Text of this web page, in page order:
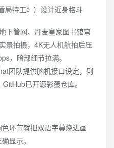
局特工》）设计近身格斗
下管网、丹麦皇家图书馆穹
景拍摄，4K无人机航拍后压
，暗部细节拉满。
团队提供脑机接口设定，剧
已开源彩蛋仓库。
环节就把双语字幕烧进画
显示。